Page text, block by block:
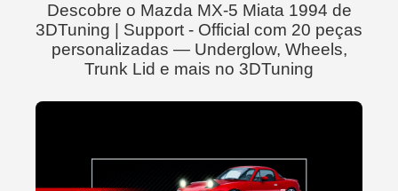
Descobre o Mazda MX-5 Miata 1994 de
3DTuning | Support - Official com 20 peças
personalizadas — Underglow, Wheels,
Trunk Lid e mais no 3DTuning